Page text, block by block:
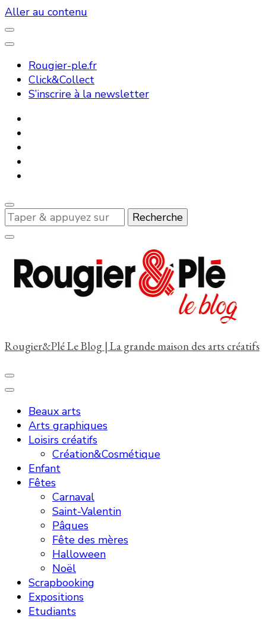
Aller au contenu
Rougier-ple.fr
Click&Collect
S’inscrire à la newsletter
Vous
recherchiez
quelque
chose
Rougier&Plé Le Blog | La grande maison des arts créatifs
Beaux arts
Arts graphiques
Loisirs créatifs
Création&Cosmétique
Enfant
Fêtes
Carnaval
Saint-Valentin
Pâques
Fête des mères
Halloween
Noël
Scrapbooking
Expositions
Etudiants